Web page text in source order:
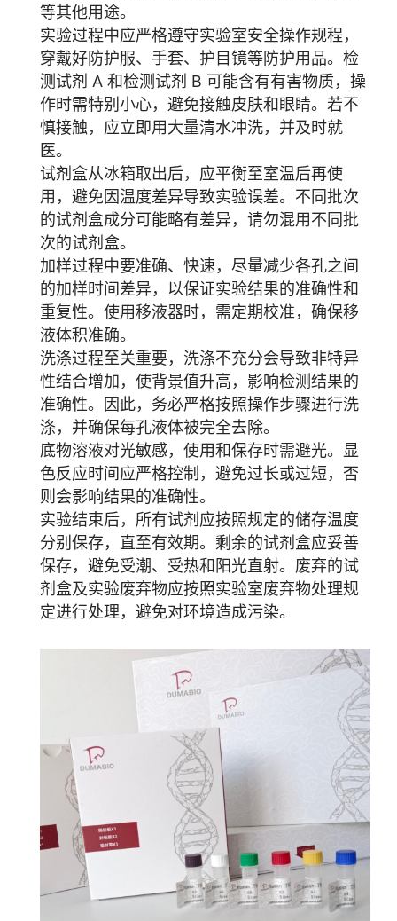
等其他用途。
实验过程中应严格遵守实验室安全操作规程，
穿戴好防护服、手套、护目镜等防护用品。检
测试剂 A 和检测试剂 B 可能含有有害物质，操
作时需特别小心，避免接触皮肤和眼睛。若不
慎接触，应立即用大量清水冲洗，并及时就
医。
试剂盒从冰箱取出后，应平衡至室温后再使
用，避免因温度差异导致实验误差。不同批次
的试剂盒成分可能略有差异，请勿混用不同批
次的试剂盒。
加样过程中要准确、快速，尽量减少各孔之间
的加样时间差异，以保证实验结果的准确性和
重复性。使用移液器时，需定期校准，确保移
液体积准确。
洗涤过程至关重要，洗涤不充分会导致非特异
性结合增加，使背景值升高，影响检测结果的
准确性。因此，务必严格按照操作步骤进行洗
涤，并确保每孔液体被完全去除。
底物溶液对光敏感，使用和保存时需避光。显
色反应时间应严格控制，避免过长或过短，否
则会影响结果的准确性。
实验结束后，所有试剂应按照规定的储存温度
分别保存，直至有效期。剩余的试剂盒应妥善
保存，避免受潮、受热和阳光直射。废弃的试
剂盒及实验废弃物应按照实验室废弃物处理规
定进行处理，避免对环境造成污染。